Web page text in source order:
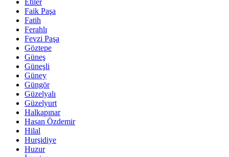
Etiler
Faik Paşa
Fatih
Ferahlı
Fevzi Paşa
Göztepe
Güneş
Güneşli
Güney
Güngör
Güzelyalı
Güzelyurt
Halkapınar
Hasan Özdemir
Hilal
Hurşidiye
Huzur